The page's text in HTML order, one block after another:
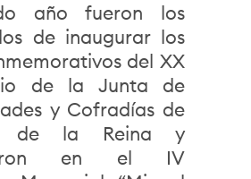
año fueron los
de inaugurar los
del XX
de la Junta de
y Cofradías de
de la Reina y
en el IV